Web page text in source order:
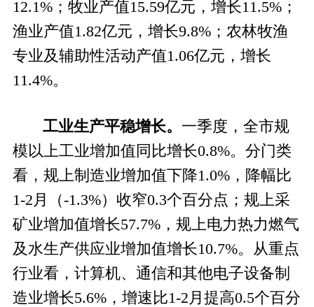
12.1%；牧业产值15.59亿元，增长11.5%；
渔业产值1.82亿元，增长9.8%；农林牧渔
专业及辅助性活动产值1.06亿元，增长
11.4%。
工业生产平稳增长。 一季度，全市规
模以上工业增加值同比增长0.8%。 分门类
看，规上制造业增加值下降1.0%，降幅比
1-2月（-1.3%）收窄0.3个百分点； 规上采
矿业增加值增长57.7%，规上电力热力燃气
及水生产供应业增加值增长10.7%。从重点
行业看，计算机、通信和其他电子设备制
造业增长5.6%，增速比1-2月提高0.5个百分